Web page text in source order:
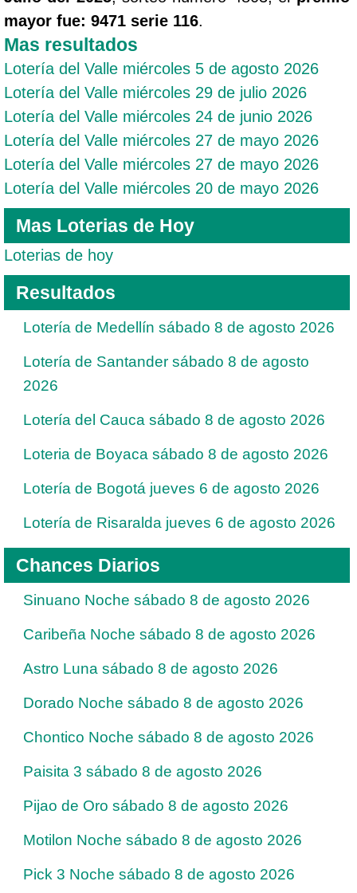
mayor fue: 9471 serie 116.
Mas resultados
Lotería del Valle miércoles 5 de agosto 2026
Lotería del Valle miércoles 29 de julio 2026
Lotería del Valle miércoles 24 de junio 2026
Lotería del Valle miércoles 27 de mayo 2026
Lotería del Valle miércoles 27 de mayo 2026
Lotería del Valle miércoles 20 de mayo 2026
Mas Loterias de Hoy
Loterias de hoy
Resultados
Lotería de Medellín sábado 8 de agosto 2026
Lotería de Santander sábado 8 de agosto
2026
Lotería del Cauca sábado 8 de agosto 2026
Loteria de Boyaca sábado 8 de agosto 2026
Lotería de Bogotá jueves 6 de agosto 2026
Lotería de Risaralda jueves 6 de agosto 2026
Chances Diarios
Sinuano Noche sábado 8 de agosto 2026
Caribeña Noche sábado 8 de agosto 2026
Astro Luna sábado 8 de agosto 2026
Dorado Noche sábado 8 de agosto 2026
Chontico Noche sábado 8 de agosto 2026
Paisita 3 sábado 8 de agosto 2026
Pijao de Oro sábado 8 de agosto 2026
Motilon Noche sábado 8 de agosto 2026
Pick 3 Noche sábado 8 de agosto 2026